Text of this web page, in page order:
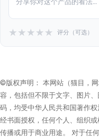
★★★★★ 评分（可选）
©版权声明： 本网站（猫目，
容，包括但不限于文字、图片
码，均受中华人民共和国著作
经书面授权，任何个人、组织
传播或用于商业用途。 对于任